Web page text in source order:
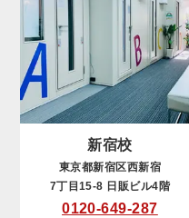
新宿校
東京都新宿区西新宿
7丁目15-8 日販ビル4階
0120-649-287